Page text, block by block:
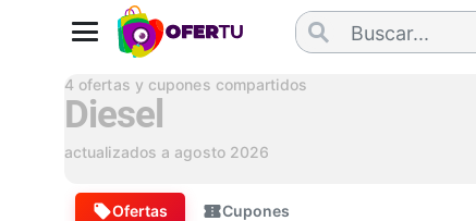
4ofertas y cupones compartidos
Diesel
actualizados a agosto 2026
Ofertas Cupones